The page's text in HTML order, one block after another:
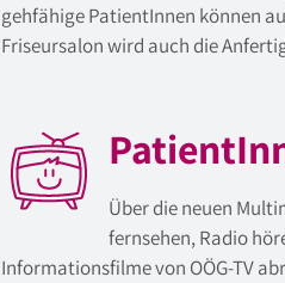
gehfähige PatientInnen können
Friseursalon wird auch die
Über die neuen
fernsehen, Radio
Informationsfilme von OÖG-TV